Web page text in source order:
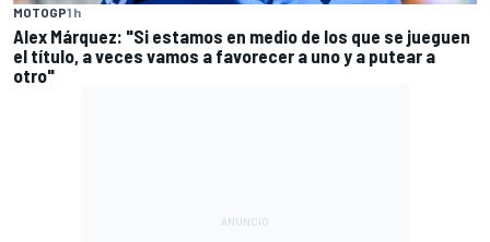
MOTOGP1 h
Alex Márquez: "Si estamos en medio de los que se jueguen
el título, a veces vamos a favorecer a uno y a putear a
otro"